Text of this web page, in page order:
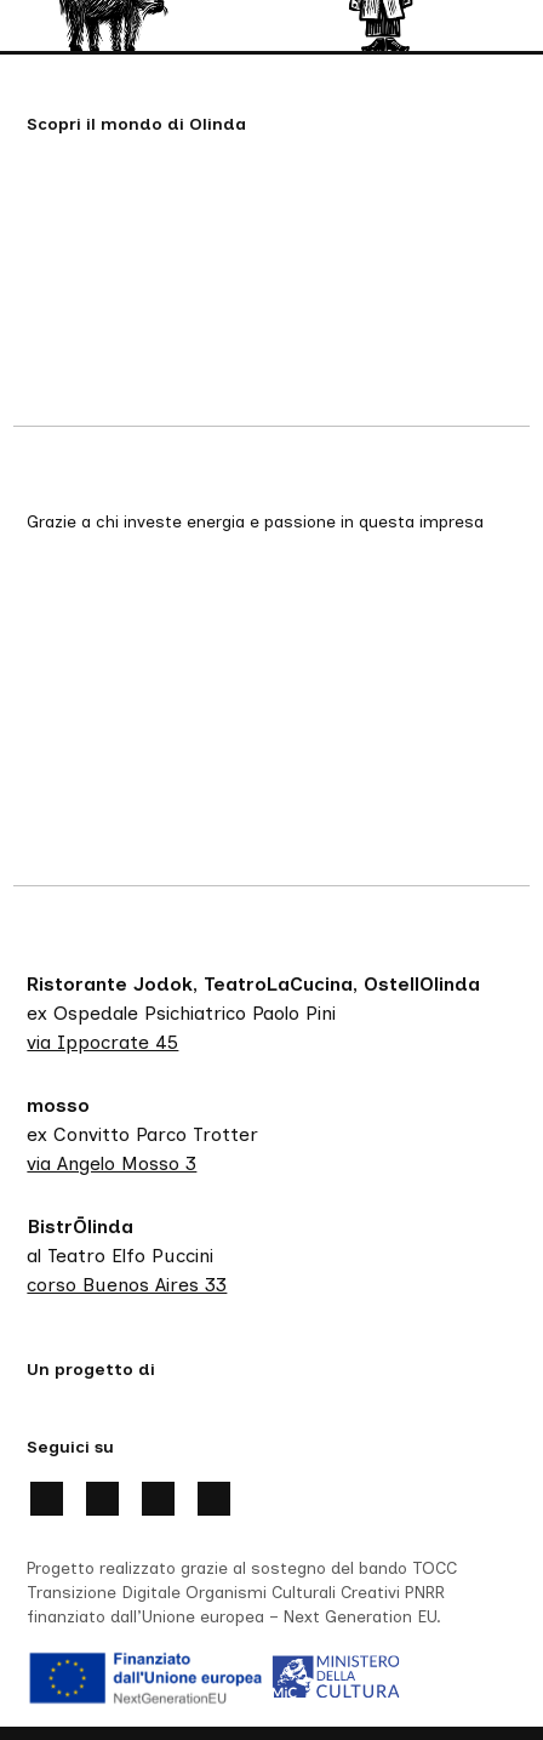
Scopri il mondo di Olinda
Grazie a chi investe energia e passione in questa impresa
Ristorante Jodok, TeatroLaCucina, OstellOlinda
ex Ospedale Psichiatrico Paolo Pini
via Ippocrate 45
mosso
ex Convitto Parco Trotter
via Angelo Mosso 3
BistrŌlinda
al Teatro Elfo Puccini
corso Buenos Aires 33
Un progetto di
Seguici su
Progetto realizzato grazie al sostegno del bando TOCC
Transizione Digitale Organismi Culturali Creativi PNRR
finanziato dall’Unione europea – Next Generation EU.